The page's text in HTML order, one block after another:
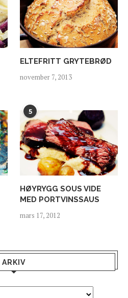
ELTEFRITT GRYTEBRØD
november 7, 2013
5
HØYRYGG SOUS VIDE
MED PORTVINSSAUS
mars 17, 2012
ARKIV